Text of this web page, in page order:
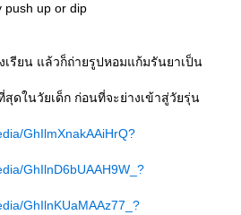
push up or dip
เรียน แล้วก็ถ่ายรูปหอมแก้มรันยาเป็น
ดในวัยเด็ก ก่อนที่จะย่างเข้าสู่วัยรุ่น
GhIlmXnakAAiHrQ?
GhIlnD6bUAAH9W_?
GhIlnKUaMAAz77_?